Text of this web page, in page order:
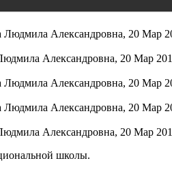
Людмила Александровна, 20 Мар
Александровна, 20 Мар
Людмила Александровна, 20 Мар
Людмила Александровна, 20 Мар
Александровна, 20 Мар
школы.